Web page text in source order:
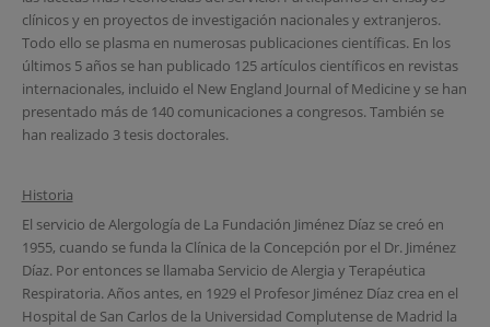
clínicos y en proyectos de investigación nacionales y extranjeros.
Todo ello se plasma en numerosas publicaciones científicas. En los
últimos 5 años se han publicado 125 artículos científicos en revistas
internacionales, incluido el New England Journal of Medicine y se han
presentado más de 140 comunicaciones a congresos. También se
han realizado 3 tesis doctorales.
Historia
El servicio de Alergología de La Fundación Jiménez Díaz se creó en
1955, cuando se funda la Clínica de la Concepción por el Dr. Jiménez
Díaz. Por entonces se llamaba Servicio de Alergia y Terapéutica
Respiratoria. Años antes, en 1929 el Profesor Jiménez Díaz crea en el
Hospital de San Carlos de la Universidad Complutense de Madrid la